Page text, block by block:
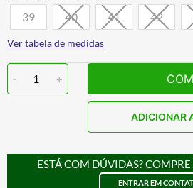
39 40 41 42
Ver tabela de medidas
- 1 +
ADICIONAR
ESTÁ COM DÚVIDAS?
ENTRAR EM